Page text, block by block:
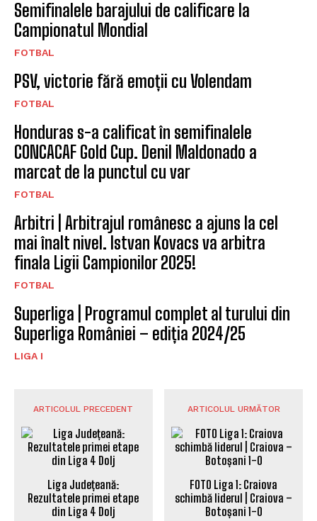
Semifinalele barajului de calificare la
Campionatul Mondial
FOTBAL
PSV, victorie fără emoții cu Volendam
FOTBAL
Honduras s-a calificat în semifinalele
CONCACAF Gold Cup. Denil Maldonado a
marcat de la punctul cu var
FOTBAL
Arbitri | Arbitrajul românesc a ajuns la cel
mai înalt nivel. Istvan Kovacs va arbitra
finala Ligii Campionilor 2025!
FOTBAL
Superliga | Programul complet al turului din
Superliga României – ediția 2024/25
LIGA I
ARTICOLUL PRECEDENT
Liga Județeană:
Rezultatele primei etape
din Liga 4 Dolj
ARTICOLUL URMĂTOR
FOTO Liga 1: Craiova
schimbă liderul | Craiova –
Botoșani 1-0